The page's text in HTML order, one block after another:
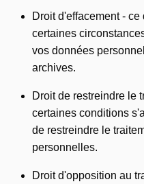
Droit d'effacement -
certaines
vos données
archives.
Droit de restreindre le
certaines conditions
de restreindre le
personnelles.
Droit d'opposition au